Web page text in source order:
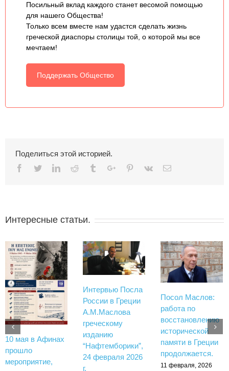
Посильный вклад каждого станет весомой помощью
для нашего Общества!
Только всем вместе нам удастся сделать жизнь
греческой диаспоры столицы той, о которой мы все
мечтаем!
Поддержать Общество
Поделиться этой историей.
Facebook
TwitterLinkedinReddit TumblrGoogle+Pinterest
Vk Email
Интересные статьи.
10 мая в Афинах
прошло
мероприятие,
Интервью Посла
России в Греции
А.М.Маслова
греческому
изданию
“Нафтемборики”,
24 февраля 2026
г.
Посол Маслов:
работа по
восстановлению
исторической
памяти в Греции
продолжается.
11 февраля, 2026